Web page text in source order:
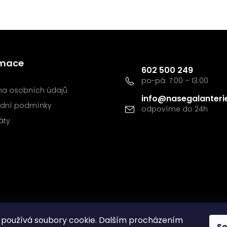
soubory cookie. Dalším procházením
osobních údajů
podmínky
info@
602 500 249